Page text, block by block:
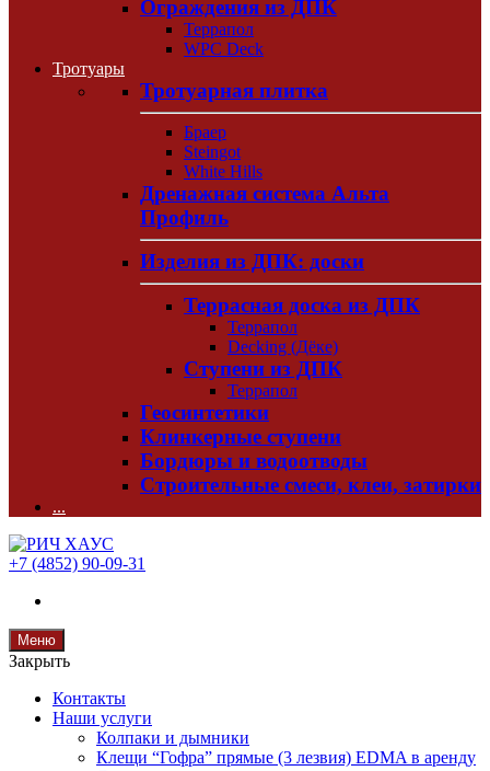
Ограждения из ДПК
Террапол
WPC Deck
Тротуары
Тротуарная плитка
Браер
Steingot
White Hills
Дренажная система Альта
Профиль
Изделия из ДПК: доски
Террасная доска из ДПК
Террапол
Decking (Дёке)
Ступени из ДПК
Террапол
Геосинтетики
Клинкерные ступени
Бордюры и водоотводы
Строительные смеси, клеи, затирки
...
+7 (4852) 90-09-31
Меню
Закрыть
Контакты
Наши услуги
Колпаки и дымники
Клещи “Гофра” прямые (3 лезвия) EDMA в аренду